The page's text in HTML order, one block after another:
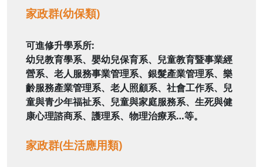
家政群(幼保類)
可進修升學系所:
幼兒教育學系、嬰幼兒保育系、兒童教育暨事業經
營系、老人服務事業管理系、銀髮產業管理系、樂
齡服務產業管理系、老人照顧系、社會工作系、兒
童與青少年福祉系、兒童與家庭服務系、生死與健
康心理諮商系、護理系、物理治療系…等。
家政群(生活應用類)